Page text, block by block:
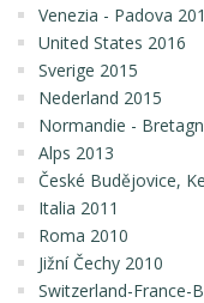
Venezia - Padova
United States 2016
Sverige 2015
Nederland 2015
Normandie -
Alps 2013
České Budějovice,
Italia 2011
Roma 2010
Jižní Čechy 2010
Switzerland-France-